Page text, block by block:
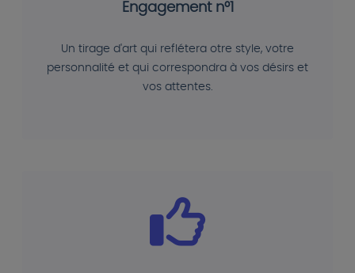
Engagement n°1
Un tirage d'art qui reflétera otre style, votre
personnalité et qui correspondra à vos désirs et
vos attentes.